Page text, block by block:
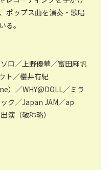
ポップス曲を演奏・歌唱
る。
ロ／上野優華／富田麻帆
ト／櫻井有紀
）／WHY@DOLL／ミラ
ク／Japan JAM／ap
演（敬称略）